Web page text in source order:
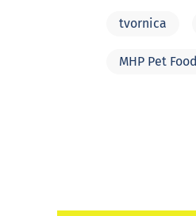
tvornica
MHP Pet Food